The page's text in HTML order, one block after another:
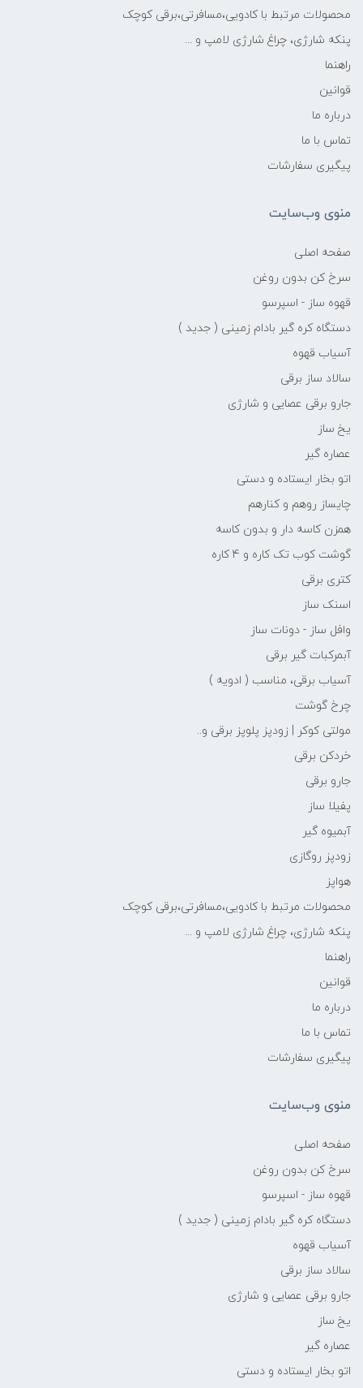
محصولات مرتبط با کادویی،مسافرتی،برقی کوچک
پنکه شارژی، چراغ شارژی لامپ و ...
راهنما
قوانین
درباره ما
تماس با ما
پیگیری سفارشات
منوی وب‌سایت
صفحه اصلی
سرخ کن بدون روغن
قهوه ساز - اسپرسو
دستگاه کره گیر بادام زمینی ( جدید )
آسیاب قهوه
سالاد ساز برقی
جارو برقی عصایی و شارژی
یخ ساز
عصاره گیر
اتو بخار ایستاده و دستی
چایساز روهم و کنارهم
همزن کاسه دار و بدون کاسه
گوشت کوب تک کاره و 4 کاره
کتری برقی
اسنک ساز
وافل ساز - دونات ساز
آبمرکبات گیر برقی
آسیاب برقی، مناسب ( ادویه )
چرخ گوشت
مولتی کوکر | زودپز پلوپز برقی و..
خردکن برقی
جارو برقی
پفیلا ساز
آبمیوه گیر
زودپز روگازی
هواپز
محصولات مرتبط با کادویی،مسافرتی،برقی کوچک
پنکه شارژی، چراغ شارژی لامپ و ...
راهنما
قوانین
درباره ما
تماس با ما
پیگیری سفارشات
منوی وب‌سایت
صفحه اصلی
سرخ کن بدون روغن
قهوه ساز - اسپرسو
دستگاه کره گیر بادام زمینی ( جدید )
آسیاب قهوه
سالاد ساز برقی
جارو برقی عصایی و شارژی
یخ ساز
عصاره گیر
اتو بخار ایستاده و دستی